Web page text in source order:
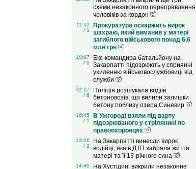
схеми незаконного переправлення
чоловіків за кордон
11:52
/ 1
Прокуратура оскаржить вирок
шахраю, який виманив у матері
загиблого військового понад 6,6
млн грн
10:07
/ 5
Екс-командира батальйону на
Закарпатті підозрюють у сприянні
ухиленню військовослужбовиці від
служби
22:17
/ 6
Поліція розшукала водіїв
бетоновозів, що вилили залишки
бетону поблизу озера Синевир
16:45
/ 1
В Ужгороді взяли під варту
підозрюваного у стрілянині по
правоохоронцях
13:06
/ 2
На Закарпатті винесли вирок
водійці, яка в ДТП забрала життя
матері та її 13-річного сина
14:40
На Хустщині викрили незаконне